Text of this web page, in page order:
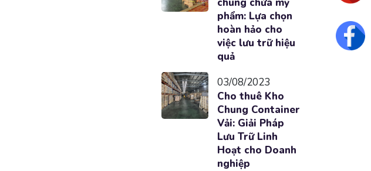
phẩm: Lựa chọn
hoàn hảo cho
việc lưu trữ hiệu
quả
03/08/2023
Cho thuê Kho
Chung Container
Vải: Giải Pháp
Lưu Trữ Linh
Hoạt cho Doanh
nghiệp